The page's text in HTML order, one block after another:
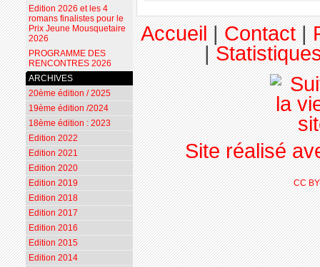
Edition 2026 et les 4
romans finalistes pour le
Prix Jeune Mousquetaire
2026
PROGRAMME DES
RENCONTRES 2026
ARCHIVES
20ème édition / 2025
19ème édition /2024
18ème édition : 2023
Edition 2022
Edition 2021
Edition 2020
Edition 2019
Edition 2018
Edition 2017
Edition 2016
Edition 2015
Edition 2014
Accueil|Contact|
|
Site réalisé
CC